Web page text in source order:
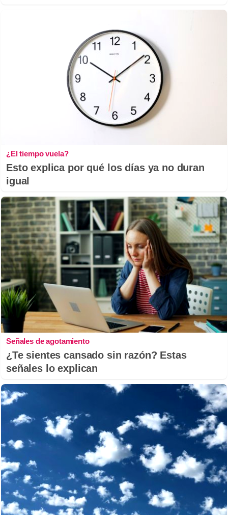
¿El tiempo vuela?
Esto explica por qué los días ya no duran
igual
Señales de agotamiento
¿Te sientes cansado sin razón? Estas
señales lo explican